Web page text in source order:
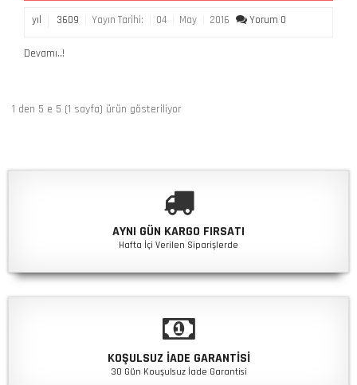
yıl 3609 Yayın Tarihi: 04 May 2016 Yorum 0
Devamı..!
1 den 5 e 5 (1 sayfa) ürün gösteriliyor
AYNI GÜN KARGO FIRSATI
Hafta İçi Verilen Siparişlerde
KOŞULSUZ İADE GARANTISI
30 Gün Kouşulsuz İade Garantisi